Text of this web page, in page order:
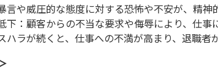
言や威圧的な態度に対する恐怖や不安が、精神
下：顧客からの不当な要求や侮辱により、仕事
ハラが続くと、仕事への不満が高まり、退職者